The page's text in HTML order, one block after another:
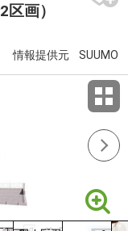
画）
情報提供元 SUUMO